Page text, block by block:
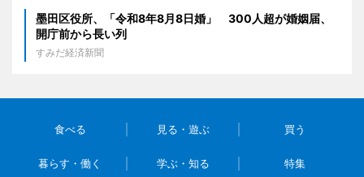
墨田区役所、「令和8年8月8日婚」 300人超が婚姻届、
開庁前から長い列
すみだ経済新聞
食べる 見る・遊ぶ 買う
暮らす・働く 学ぶ・知る 特集